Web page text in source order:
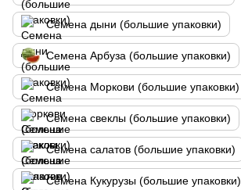
Семена дыни (большие упаковки)
Семена Арбуза (большие упаковки)
Семена Моркови (большие упаковки)
Семена свеклы (большие упаковки)
Семена салатов (большие упаковки)
Семена Кукурузы (большие упаковки)